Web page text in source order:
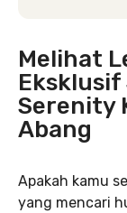
Melihat
Serenity
Abang
Apakah kamu
yang mencari